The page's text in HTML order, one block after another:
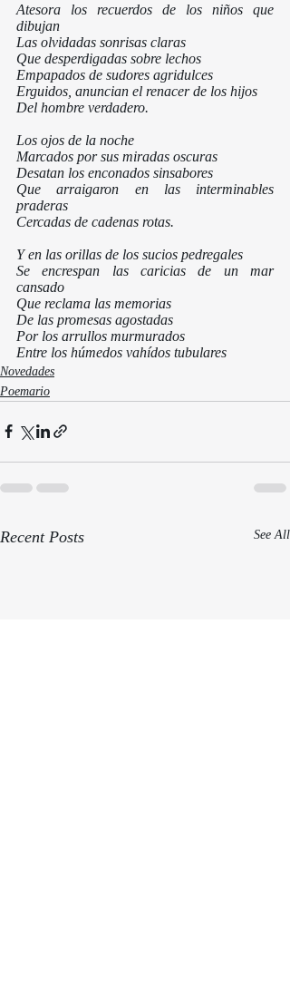
Atesora los recuerdos de los niños que
dibujan
Las olvidadas sonrisas claras
Que desperdigadas sobre lechos
Empapados de sudores agridulces
Erguidos, anuncian el renacer de los hijos
Del hombre verdadero.
Los ojos de la noche
Marcados por sus miradas oscuras
Desatan los enconados sinsabores
Que arraigaron en las interminables
praderas
Cercadas de cadenas rotas.
Y en las orillas de los sucios pedregales
Se encrespan las caricias de un mar
cansado
Que reclama las memorias
De las promesas agostadas
Por los arrullos murmurados
Entre los húmedos vahídos tubulares
Novedades
Poemario
Recent Posts See All